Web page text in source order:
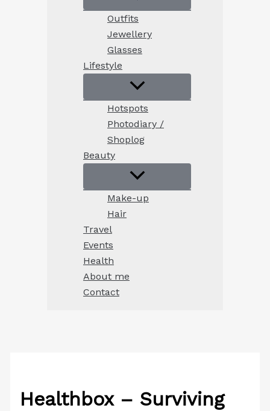
Outfits
Jewellery
Glasses
Lifestyle
Hotspots
Photodiary /
Shoplog
Beauty
Make-up
Hair
Travel
Events
Health
About me
Contact
Healthbox – Surviving